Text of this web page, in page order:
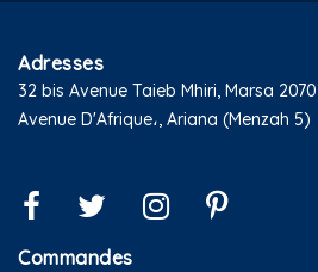
Adresses
32 bis Avenue Taieb Mhiri, Marsa 2070
Avenue D'Afrique،, Ariana (Menzah 5)
Commandes